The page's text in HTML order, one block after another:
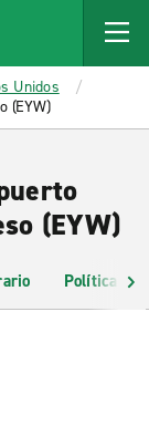
Unidos
(EYW)
(EYW)
Políticas